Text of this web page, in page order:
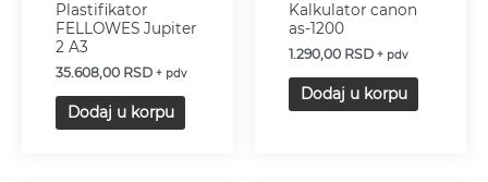
Plastifikator
FELLOWES Jupiter
2 A3
35.608,00 RSD + pdv
Dodaj u korpu
Kalkulator canon
as-1200
1.290,00 RSD + pdv
Dodaj u korpu